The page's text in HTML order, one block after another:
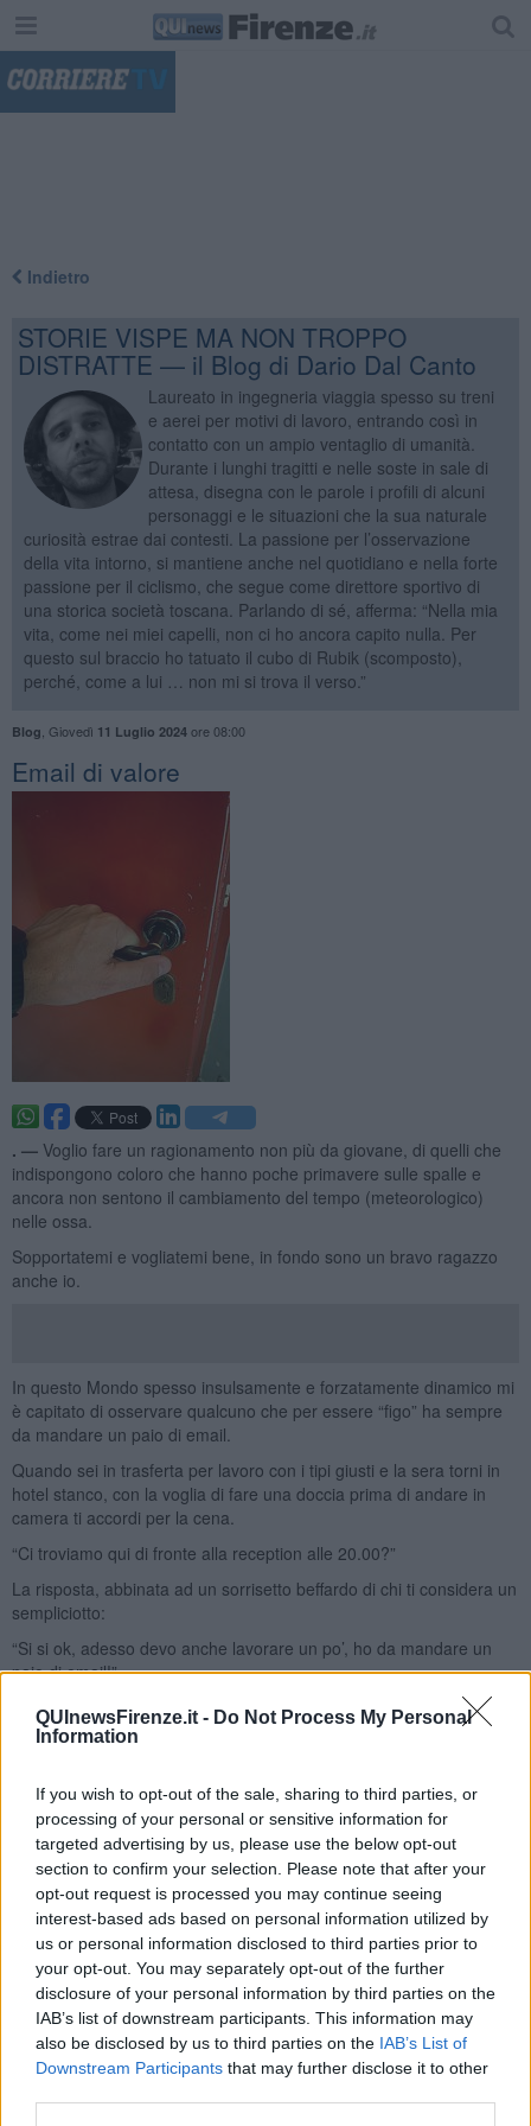
QUInewsFirenze.it - Do Not Process My Personal
Information
If you wish to opt-out of the sale, sharing to third parties, or
processing of your personal or sensitive information for
targeted advertising by us, please use the below opt-out
section to confirm your selection. Please note that after your
opt-out request is processed you may continue seeing
interest-based ads based on personal information utilized by
us or personal information disclosed to third parties prior to
your opt-out. You may separately opt-out of the further
disclosure of your personal information by third parties on the
IAB’s list of downstream participants. This information may
also be disclosed by us to third parties on the IAB’s List of
Downstream Participants that may further disclose it to other
Indietro
STORIE VISPE MA NON TROPPO
DISTRATTE — il Blog di Dario Dal Canto
Laureato in ingegneria viaggia spesso su treni
e aerei per motivi di lavoro, entrando così in
contatto con un ampio ventaglio di umanità.
Durante i lunghi tragitti e nelle soste in sale di
attesa, disegna con le parole i profili di alcuni
personaggi e le situazioni che la sua naturale
curiosità estrae dai contesti. La passione per l’osservazione
della vita intorno, si mantiene anche nel quotidiano e nella forte
passione per il ciclismo, che segue come direttore sportivo di
una storica società toscana. Parlando di sé, afferma: “Nella mia
vita, come nei miei capelli, non ci ho ancora capito nulla. Per
questo sul braccio ho tatuato il cubo di Rubik (scomposto),
perché, come a lui … non mi si trova il verso.”
Blog Giovedì 11 Luglio 2024ore 08:00
​Email di valore
. — Voglio fare un ragionamento non più da giovane, di quelli che
indispongono coloro che hanno poche primavere sulle spalle e
ancora non sentono il cambiamento del tempo (meteorologico)
nelle ossa.
Sopportatemi e vogliatemi bene, in fondo sono un bravo ragazzo
anche io.
In questo Mondo spesso insulsamente e forzatamente dinamico mi
è capitato di osservare qualcuno che per essere “figo” ha sempre
da mandare un paio di email.
Quando sei in trasferta per lavoro con i tipi giusti e la sera torni in
hotel stanco, con la voglia di fare una doccia prima di andare in
camera ti accordi per la cena.
“Ci troviamo qui di fronte alla reception alle 20.00?”
La risposta, abbinata ad un sorrisetto beffardo di chi ti considera un
sempliciotto:
“Si si ok, adesso devo anche lavorare un po’, ho da mandare un
paio di email!”
E il tuo cervello da sprovveduto pensa:
“Devi lavorare? Ma fino ad ora cosa abbiamo fatto?!” Poi sono le
valigie, rimane solo il tempo di fare un paio di sospiri e dire sette o
otto volte “Oimmena”.
Io, boh…
Un altro picco è stato raggiunto quando a fine colazione prima di
lasciare l’hotel mi sono sentito dire:
“Adesso salgo su in camera, mando un paio di email, poi scendo e
andiamo.”
Un paio di email? Ma dimmi che devi andare in camera, e basta o,
se vuoi essere più esplicito, sbilanciati affermando che hai da
andare in bagno.
deve andare in bagno.